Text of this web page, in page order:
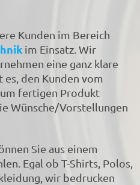
Kunden im Bereich
im Einsatz. Wir
eine ganz klare
den Kunden vom
fertigen Produkt
Wünsche/Vorstellungen
Sie aus einem
Egal ob T-Shirts, Polos,
wir bedrucken